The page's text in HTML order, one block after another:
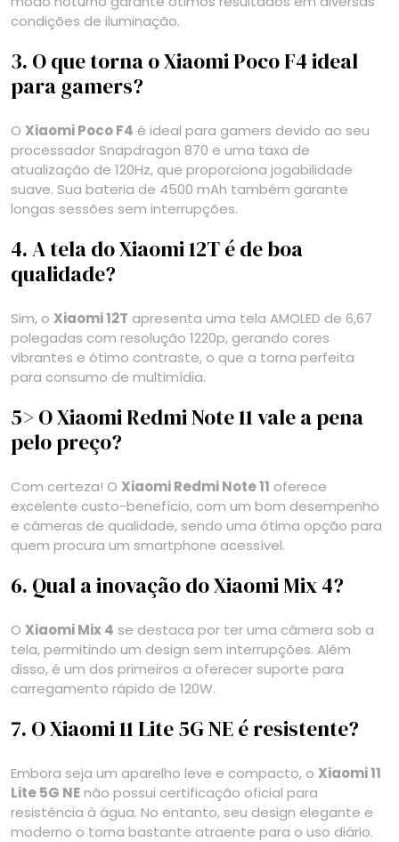
condições de iluminação.
3. O que torna o Xiaomi Poco F4 ideal
para gamers?
O Xiaomi Poco F4 é ideal para gamers devido ao seu
processador Snapdragon 870 e uma taxa de
atualização de 120Hz, que proporciona jogabilidade
suave. Sua bateria de 4500 mAh também garante
longas sessões sem interrupções.
4. A tela do Xiaomi 12T é de boa
qualidade?
Sim, o Xiaomi 12T apresenta uma tela AMOLED de 6,67
polegadas com resolução 1220p, gerando cores
vibrantes e ótimo contraste, o que a torna perfeita
para consumo de multimídia.
5> O Xiaomi Redmi Note 11 vale a pena
pelo preço?
Com certeza! O Xiaomi Redmi Note 11 oferece
excelente custo-benefício, com um bom desempenho
e câmeras de qualidade, sendo uma ótima opção para
quem procura um smartphone acessível.
6. Qual a inovação do Xiaomi Mix 4?
O Xiaomi Mix 4 se destaca por ter uma câmera sob a
tela, permitindo um design sem interrupções. Além
disso, é um dos primeiros a oferecer suporte para
carregamento rápido de 120W.
7. O Xiaomi 11 Lite 5G NE é resistente?
Embora seja um aparelho leve e compacto, o Xiaomi 11
Lite 5G NEnão possui certificação oficial para
resistência à água. No entanto, seu design elegante e
moderno o torna bastante atraente para o uso diário.